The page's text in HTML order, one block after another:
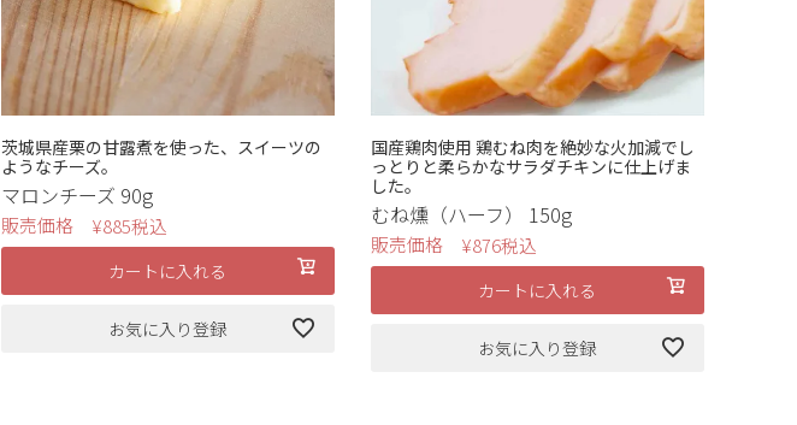
茨城県産栗の甘露煮を使った、スイーツの
ようなチーズ。
マロンチーズ 90g
販売価格 ¥885税込
カートに入れる
お気に入り登録
国産鶏肉使用 鶏むね肉を絶妙な火加減でし
っとりと柔らかなサラダチキンに仕上げま
した。
むね燻（ハーフ） 150g
販売価格 ¥876税込
カートに入れる
お気に入り登録